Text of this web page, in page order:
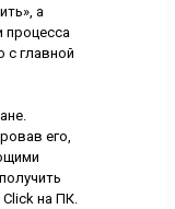
а
процесса
с главной
его,
на ПК.